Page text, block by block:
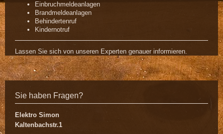
Einbruchmeldeanlagen
Brandmeldeanlagen
Behindertenruf
Kindernotruf
Lassen Sie sich von unseren Experten genauer informieren.
Sie haben Fragen?
Elektro Simon
Kaltenbachstr.1